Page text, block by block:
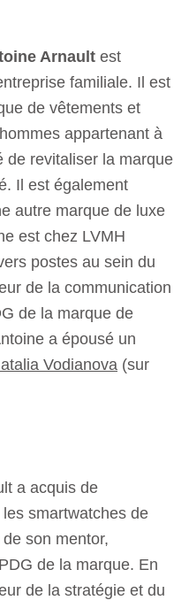
Arnault est
familiale. Il est
de vêtements et
appartenant à
de revitaliser la marque
Il est également
autre marque de luxe
est chez LVMH
postes au sein du
de la communication
de la marque de
a épousé un
Vodianova (sur
a acquis de
smartwatches de
son mentor,
de la marque. En
de la stratégie et du